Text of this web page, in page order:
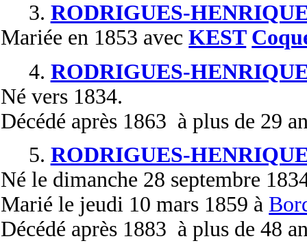
3. RODRIGUES-
Mariée en 1853 avecKEST
4. RODRIGUES-
Né vers 1834.
Décédé après 1863 à plus de 29
5. RODRIGUES-
Né le dimanche 28 septembre
Marié le jeudi 10 mars 1859 à
Décédé après 1883 à plus de 48